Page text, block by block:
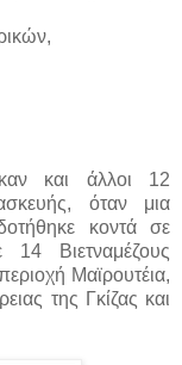
και άλλοι 12
όταν μια
κοντά σε
14 Βιετναμέζους
Μαϊρουτέια,
της Γκίζας και